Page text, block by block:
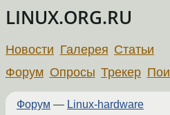
LINUX.ORG.RU
Новости Галерея Статьи
Форум Опросы Трекер
Форум — Linux-hardware